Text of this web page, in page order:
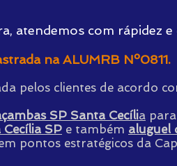
atendemos com rápidez e
na ALUMRB Nº0811.
pelos clientes de acordo
SP Santa Cecília
Cecília SP e também aluguel
pontos estratégicos da